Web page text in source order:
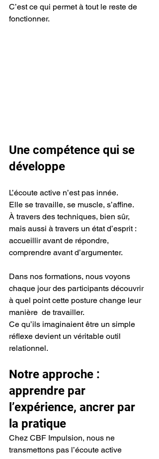
C’est ce qui permet à tout le reste de
fonctionner.
Une compétence qui se
développe
L’écoute active n’est pas innée.
Elle se travaille, se muscle, s’affine.
À travers des techniques, bien sûr,
mais aussi à travers un état d’esprit :
accueillir avant de répondre,
comprendre avant d’argumenter.
Dans nos formations, nous voyons
chaque jour des participants découvrir
à quel point cette posture change leur
manière  de travailler.
Ce qu’ils imaginaient être un simple
réflexe devient un véritable outil
relationnel.
Notre approche :
apprendre par
l’expérience, ancrer par
la pratique
Chez CBF Impulsion, nous ne
transmettons pas l’écoute active